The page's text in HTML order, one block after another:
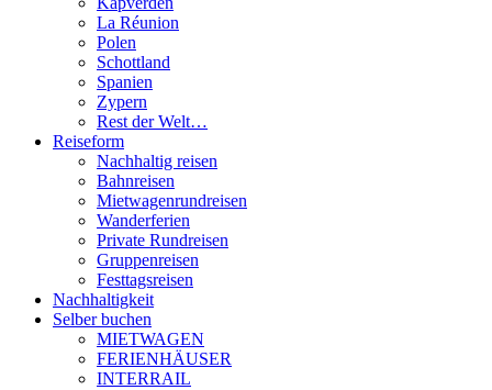
La Réunion
Polen
Schottland
Spanien
Zypern
Rest der Welt…
Reiseform
Nachhaltig reisen
Bahnreisen
Mietwagenrundreisen
Wanderferien
Private Rundreisen
Gruppenreisen
Festtagsreisen
Nachhaltigkeit
Selber buchen
MIETWAGEN
FERIENHÄUSER
INTERRAIL